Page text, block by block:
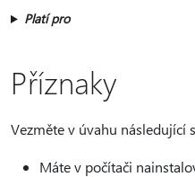
Platí pro
Příznaky
Vezměte v úvahu následující
Máte v počítači